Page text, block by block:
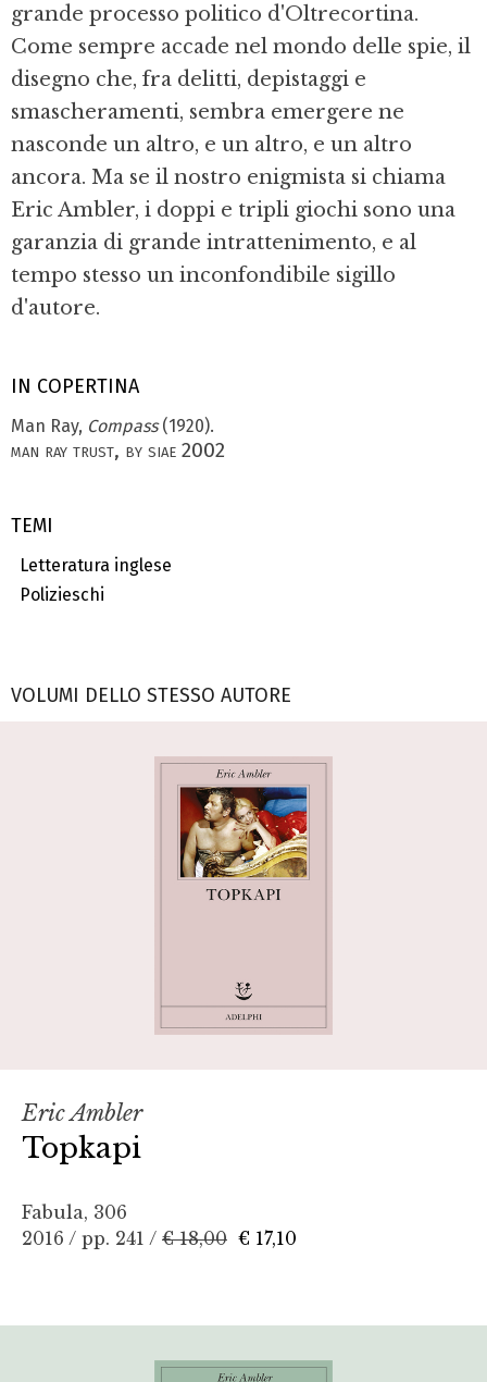
IN COPERTINA
Man Ray, Compass(1920).
man ray trust, by siae 2002
TEMI
Letteratura inglese
Polizieschi
grande processo politico d'Oltrecortina.
Come sempre accade nel mondo delle spie, il
disegno che, fra delitti, depistaggi e
smascheramenti, sembra emergere ne
nasconde un altro, e un altro, e un altro
ancora. Ma se il nostro enigmista si chiama
Eric Ambler, i doppi e tripli giochi sono una
garanzia di grande intrattenimento, e al
tempo stesso un inconfondibile sigillo
d'autore.
VOLUMI DELLO STESSO AUTORE
Eric Ambler
Topkapi
Fabula, 306
2016 / pp. 241 / € 18,00 € 17,10